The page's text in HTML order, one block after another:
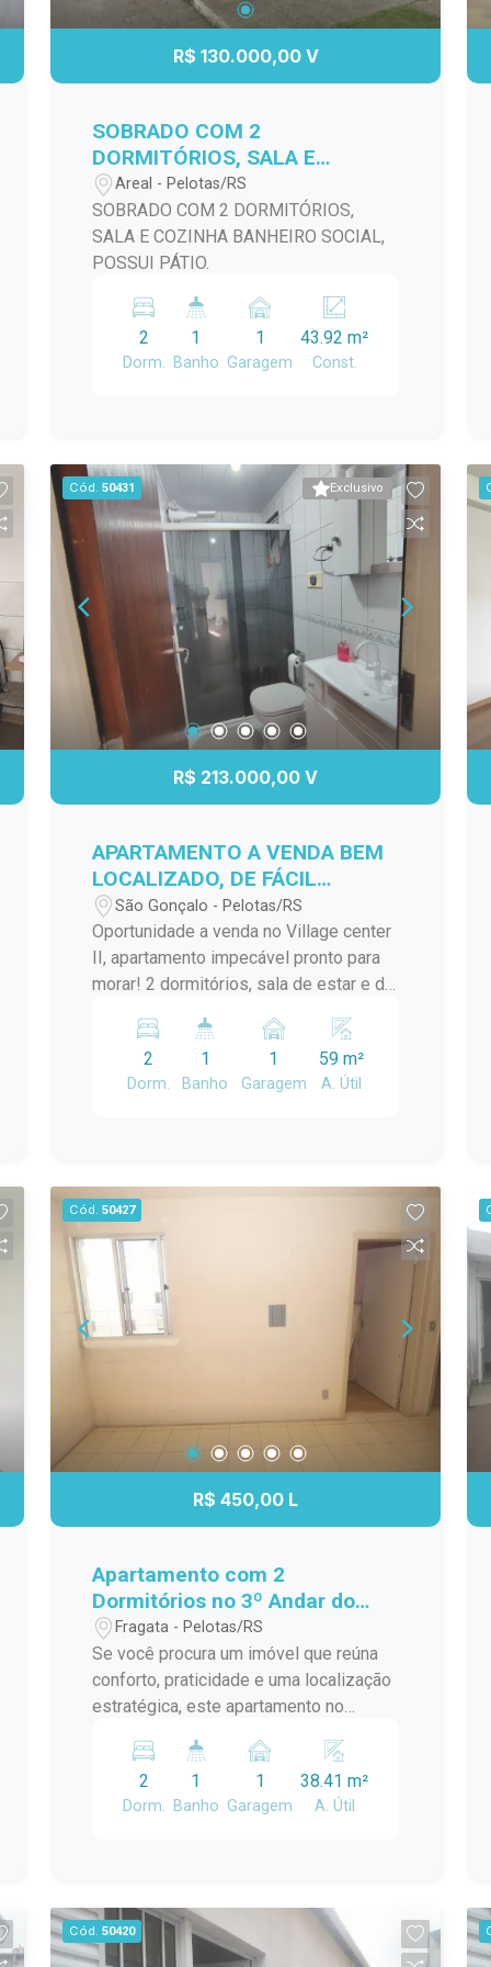
uma área de descanso. Além disso, a
que acomoda veículos com segurança.
das áreas mais desejadas de Pelotas.
Agende uma visita e venha conferir de
perto tudo o que esta casa tem a
oferecer!
R$ 130.000,00 V
SOBRADO COM 2
DORMITÓRIOS, SALA E
COZINHA BANHEIRO SOCIAL,
POSSUI PÁTIO.
Areal - Pelotas/RS
SOBRADO COM 2 DORMITÓRIOS,
SALA E COZINHA BANHEIRO SOCIAL,
POSSUI PÁTIO.
2
Dorm.
1
Banho
1
Garagem
43.92 m²
Const.
Exclusivo
Cód. 50431
R$ 213.000,00 V
APARTAMENTO A VENDA BEM
LOCALIZADO, DE FÁCIL
ACESSO A VÁRIOS PONTOS DA
CIDADE!
São Gonçalo - Pelotas/RS
Oportunidade a venda no Village center
II, apartamento impecável pronto para
morar! 2 dormitórios, sala de estar e de
Localização ideal para quem busca
praticidade no dia a dia!
2
Dorm.
1
Banho
1
Garagem
59 m²
A. Útil
Cód. 50427
R$ 450,00 L
Apartamento com 2
Dormitórios no 3º Andar do
Residencial Estrela Gaúcha -
Excelente Localização
Fragata - Pelotas/RS
Se você procura um imóvel que reúna
conforto, praticidade e uma localização
estratégica, este apartamento no
excelente oportunidade. Com
ambientes bem distribuídos e ótima
iluminação natural, é ideal para quem
Sala de estar aconchegante, perfeita
para os momentos em família; Cozinha
2
Dorm.
1
Banho
1
Garagem
38.41 m²
A. Útil
Cód. 50420